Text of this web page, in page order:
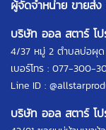
ผู้จัดจำหน่าย ขายส่ง
บริษัท ออล สตาร์ โ
4/37 หมู่ 2 ตำบลบ่อผุด
เบอร์โทร : 077-300-
Line ID :
บริษัท ออล สตาร์ โ